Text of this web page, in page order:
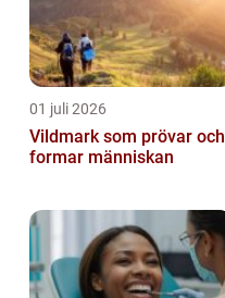
01 juli 2026
Vildmark som prövar och
formar människan